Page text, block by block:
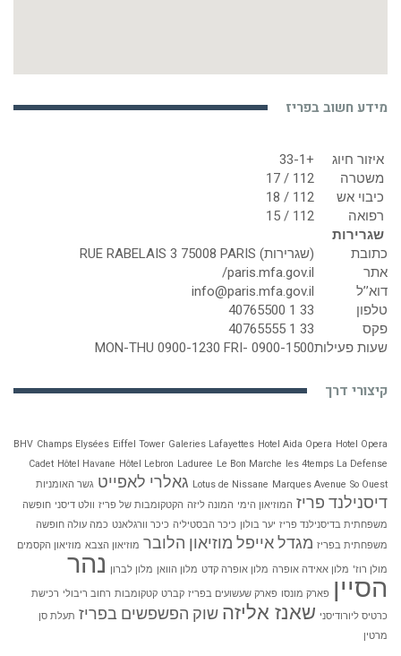
מידע חשוב בפריז
איזור חיוג
+33-1
משטרה
112 / 17
כיבוי אש
112 / 18
רפואה
112 / 15
שגרירות
כתובת
(שגרירות) RUE RABELAIS 3 75008 PARIS
אתר
paris.mfa.gov.il/
דוא’’ל
info@paris.mfa.gov.il
טלפון
33 1 40765500
פקס
33 1 40765555
שעות פעילותMON-THU 0900-1230 FRI- 0900-1500
קיצורי דרך
BHV Champs Elysées Eiffel Tower Galeries Lafayettes Hotel Aida Opera Hotel Opera
Cadet Hôtel Havane Hôtel Lebron Laduree Le Bon Marche les 4temps La Defense
Lotus de Nissane Marques Avenue So Ouest גאלרי לאפייט גשר האומניות
דיסנילנד פריז המוזיאון הימי המונה ליזה הקטקומבות של פריז וולט דיסני חופשה
משפחתית בדיסנילנד פריז יער בולון כיכר הבסטיליה כיכר וורגלאנט כמה עולה חופשה
משפחתית בפריז מגדל אייפל מוזיאון הלובר מוזיאון הצבא מוזיאון הקסמים
מולן רוז' מלון אאידה אופרה מלון אופרה קדט מלון הוואן מלון לברון נהר
הסיין פארק מונסו פארק שעשועים בפריז קברט קטקומבות רחוב ריבולי רכישת
כרטיס ליורודיסני שאנז אליזה שוק הפשפשים בפריז תעלת סן
מרטין